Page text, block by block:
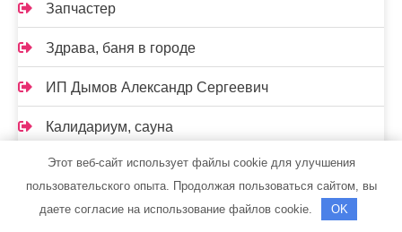
Запчастер
Здрава, баня в городе
ИП Дымов Александр Сергеевич
Калидариум, сауна
Калужская Слобода, баня
Кедр, автомойка
Этот веб-сайт использует файлы cookie для улучшения
пользовательского опыта. Продолжая пользоваться сайтом, вы
даете согласие на использование файлов cookie.
OK